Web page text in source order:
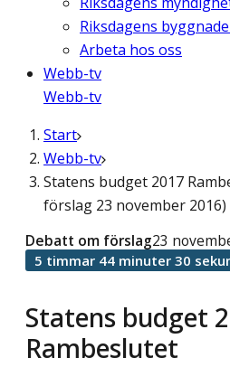
Riksdagens
Arbeta hos oss
Webb-tv
Webb-tv
Start
Webb-tv
Statens budget 2017
förslag 23 november 2016)
Statens budget
Rambeslutet
Debatt om förslag23
5 timmar 44 minuter 30